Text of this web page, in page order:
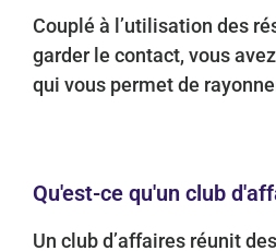
Couplé à l’utilisation des
garder le contact, vous
qui vous permet de
Qu'est-ce qu'un club
Un club d’affaires réunit